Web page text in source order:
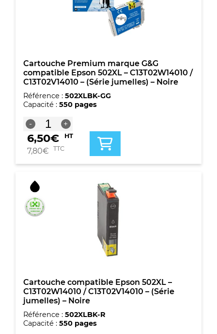
Cartouche Premium marque G&G
compatible Epson 502XL – C13T02W14010 /
C13T02V14010 – (Série jumelles) – Noire
Référence : 502XLBK-GG
Capacité : 550 pages
-
quantité
de
Cartouche
Premium
G&G
Epson
502XL
-
C13T02W14010
Noire
+
6,50€ HT
7,80€ TTC
Cartouche compatible Epson 502XL –
C13T02W14010 / C13T02V14010 – (Série
jumelles) – Noire
Référence : 502XLBK-R
Capacité : 550 pages